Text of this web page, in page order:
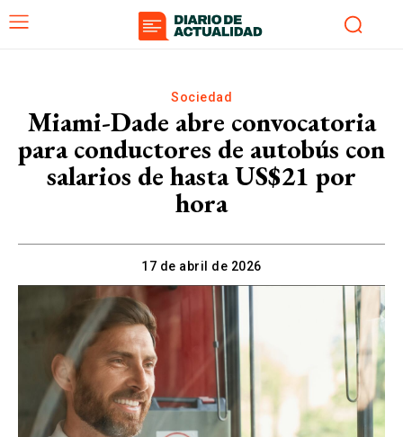
Sociedad
Miami-Dade abre convocatoria
para conductores de autobús con
salarios de hasta US$21 por
hora
17 de abril de 2026